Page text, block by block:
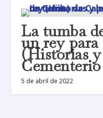
La tumba
un rey
(Historias
5 de abril de 2022